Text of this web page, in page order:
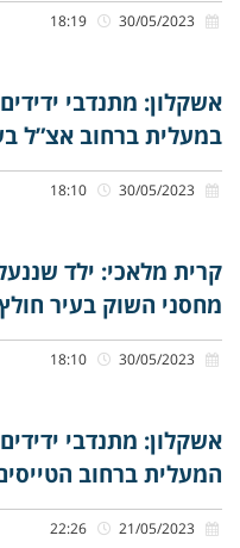
אשקלון: מתנדבי
במעלית ברחוב אצ”ל
קרית מלאכי: ילד
מחסני השוק בעיר
אשקלון: מתנדבי
המעלית ברחוב